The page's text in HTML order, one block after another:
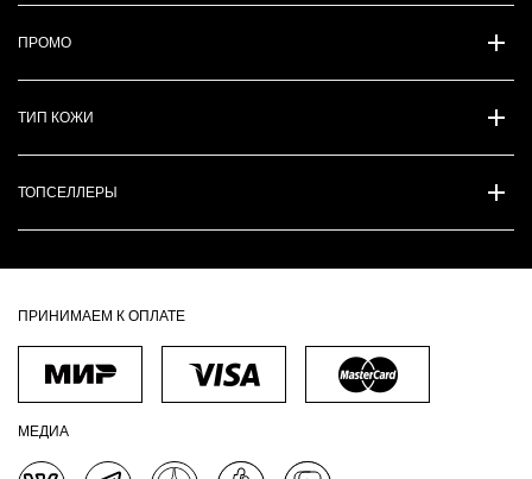
ПРОМО
ТИП КОЖИ
ТОПСЕЛЛЕРЫ
ПРИНИМАЕМ К ОПЛАТЕ
МЕДИА